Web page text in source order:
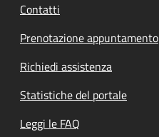
Contatti
Prenotazione appuntamento
Richiedi assistenza
Statistiche del portale
Leggi le FAQ